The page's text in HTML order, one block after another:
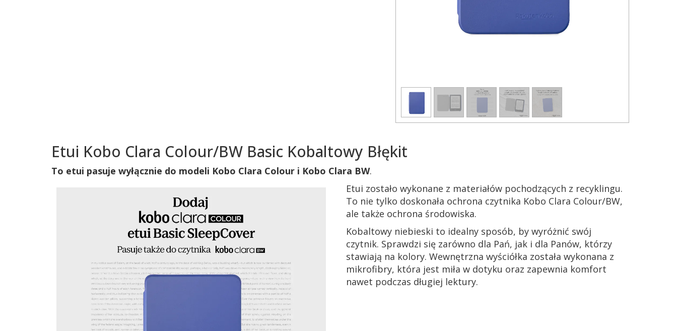
Etui Kobo Clara Colour/BW Basic Kobaltowy Błękit
To etui pasuje wyłącznie do modeli Kobo Clara Colour i Kobo Clara BW.
Etui zostało wykonane z materiałów pochodzących z recyklingu.
To nie tylko doskonała ochrona czytnika Kobo Clara Colour/BW,
ale także ochrona środowiska.
Kobaltowy niebieski to idealny sposób, by wyróżnić swój
czytnik. Sprawdzi się zarówno dla Pań, jak i dla Panów, którzy
stawiają na kolory. Wewnętrzna wyściółka została wykonana z
mikrofibry, która jest miła w dotyku oraz zapewnia komfort
nawet podczas długiej lektury.